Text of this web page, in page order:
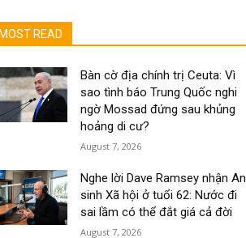
MOST READ
Bàn cờ địa chính trị Ceuta: Vì
sao tình báo Trung Quốc nghi
ngờ Mossad đứng sau khủng
hoảng di cư?
August 7, 2026
Nghe lời Dave Ramsey nhận An
sinh Xã hội ở tuổi 62: Nước đi
sai lầm có thể đắt giá cả đời
August 7, 2026